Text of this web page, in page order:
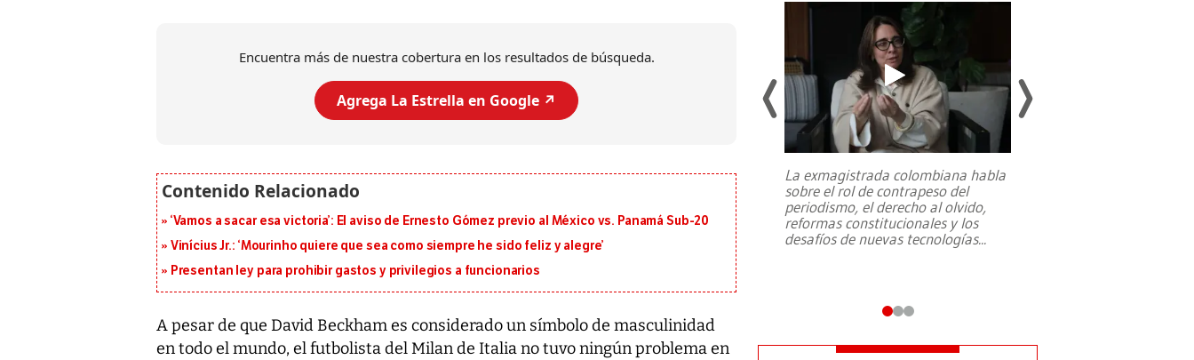
Encuentra más de nuestra cobertura en los resultados de búsqueda.
Agrega La Estrella en Google ↗️
‘Vamos a sacar esa victoria’: El aviso de Ernesto Gómez previo al México vs. Panamá Sub-20
Vinícius Jr.: ‘Mourinho quiere que sea como siempre he sido feliz y alegre’
Presentan ley para prohibir gastos y privilegios a funcionarios
A pesar de que David Beckham es considerado un símbolo de masculinidad
en todo el mundo, el futbolista del Milan de Italia no tuvo ningún problema en
al sur de Japón, provocando una
La exmagistrada colombiana habla
sobre el rol de contrapeso del
periodismo, el derecho al olvido,
reformas constitucionales y los
desafíos de nuevas tecnologías...